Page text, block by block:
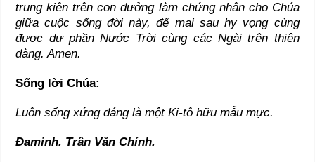
trung kiên trên con đưởng làm chứng nhân cho Chúa
giữa cuộc sống đời này, để mai sau hy vọng cùng
được dự phần Nước Trời cùng các Ngài trên thiên
đàng. Amen.
Sống lời Chúa:
Luôn sống xứng đáng là một Ki-tô hữu mẫu mực.
Đaminh. Trần Văn Chính.